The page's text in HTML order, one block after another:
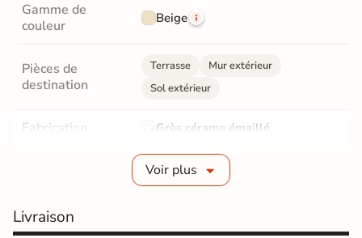
Gamme de
couleur
Beige
Pièces de
destination
Terrasse
Mur extérieur
Sol extérieur
Fabrication Grès cérame émaillé
9 mm
antidérapant
Voir plus
Livraison